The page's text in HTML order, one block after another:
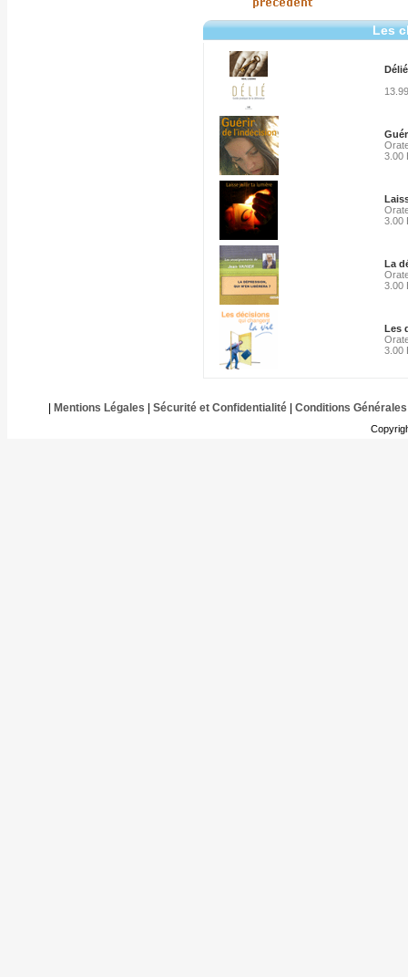
Les
Délié
3.00
3.00
La
3.00
Les
3.00
Mentions Légales Sécurité et Confidentialité| Conditions Générales